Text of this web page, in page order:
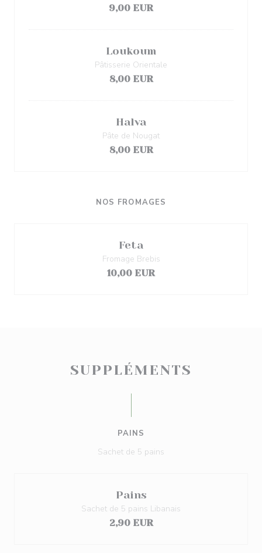
9,00 EUR
Loukoum
Pâtisserie Orientale
8,00 EUR
Halva
Pâte de Nougat
8,00 EUR
NOS FROMAGES
Feta
Fromage Brebis
10,00 EUR
SUPPLÉMENTS
PAINS
Sachet de 5 pains
Pains
Sachet de 5 pains Libanais
2,90 EUR